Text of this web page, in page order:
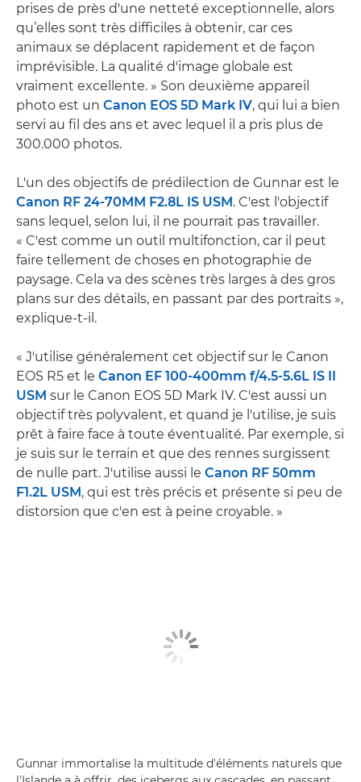
prises de près d'une netteté exceptionnelle, alors
qu’elles sont très difficiles à obtenir, car ces
animaux se déplacent rapidement et de façon
imprévisible. La qualité d'image globale est
vraiment excellente. » Son deuxième appareil
photo est un Canon EOS 5D Mark IV, qui lui a bien
servi au fil des ans et avec lequel il a pris plus de
300.000 photos.
L'un des objectifs de prédilection de Gunnar est le
Canon RF 24-70MM F2.8L IS USM. C'est l'objectif
sans lequel, selon lui, il ne pourrait pas travailler.
« C'est comme un outil multifonction, car il peut
faire tellement de choses en photographie de
paysage. Cela va des scènes très larges à des gros
plans sur des détails, en passant par des portraits »,
explique-t-il.
« J'utilise généralement cet objectif sur le Canon
EOS R5 et le Canon EF 100-400mm f/4.5-5.6L IS II
USM sur le Canon EOS 5D Mark IV. C'est aussi un
objectif très polyvalent, et quand je l'utilise, je suis
prêt à faire face à toute éventualité. Par exemple, si
je suis sur le terrain et que des rennes surgissent
de nulle part. J'utilise aussi le Canon RF 50mm
F1.2L USM, qui est très précis et présente si peu de
distorsion que c'en est à peine croyable. »
Gunnar immortalise la multitude d'éléments naturels que